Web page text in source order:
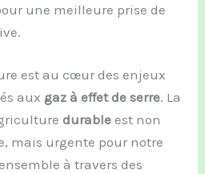
une meilleure prise de
est au cœur des enjeux
aux gaz à effet de serre. La
durable est non
mais urgente pour notre
à travers des